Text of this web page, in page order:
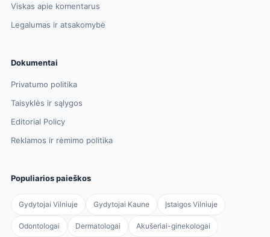
Viskas apie komentarus
Legalumas ir atsakomybė
Dokumentai
Privatumo politika
Taisyklės ir sąlygos
Editorial Policy
Reklamos ir rėmimo politika
Populiarios paieškos
Gydytojai Vilniuje Gydytojai Kaune Įstaigos Vilniuje
Odontologai Dermatologai Akušeriai-ginekologai